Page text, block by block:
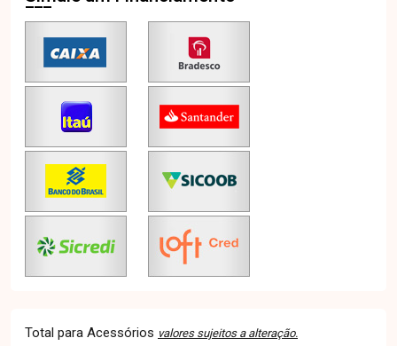
Total para Acessórios valores sujeitos a alteração.